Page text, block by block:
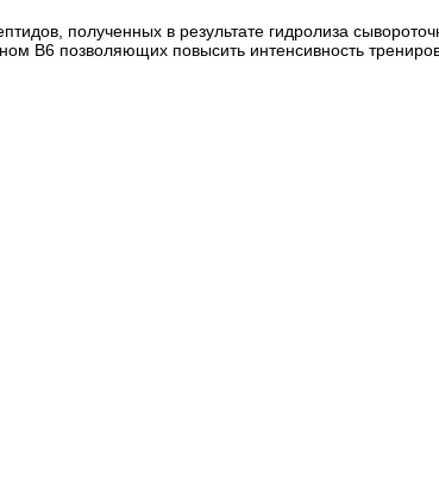
полученных в результате гидролиза
В6 позволяющих повысить интенсивность